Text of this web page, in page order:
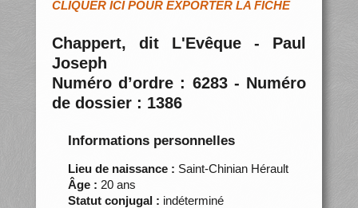
CLIQUER ICI POUR EXPORTER LA FICHE
Chappert, dit L'Evêque - Paul
Joseph
Numéro d’ordre : 6283 - Numéro
de dossier : 1386
Informations personnelles
Lieu de naissance : Saint-Chinian Hérault
Âge : 20 ans
Statut conjugal : indéterminé